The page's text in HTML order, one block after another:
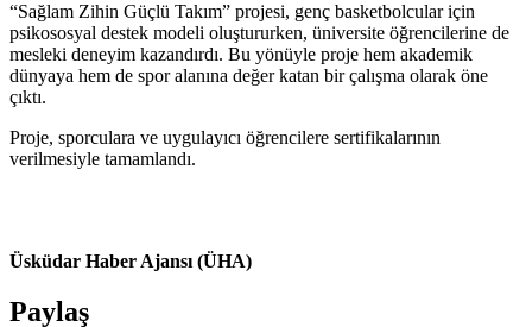
“Sağlam Zihin Güçlü Takım” projesi, genç basketbolcular için
psikososyal destek modeli oluştururken, üniversite öğrencilerine de
mesleki deneyim kazandırdı. Bu yönüyle proje hem akademik
dünyaya hem de spor alanına değer katan bir çalışma olarak öne
çıktı.
Proje, sporculara ve uygulayıcı öğrencilere sertifikalarının
verilmesiyle tamamlandı.
Üsküdar Haber Ajansı (ÜHA)
Paylaş